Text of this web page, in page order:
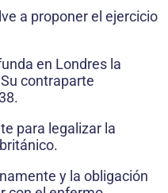
a proponer el ejercicio
en Londres la
contraparte
para legalizar la
y la obligación